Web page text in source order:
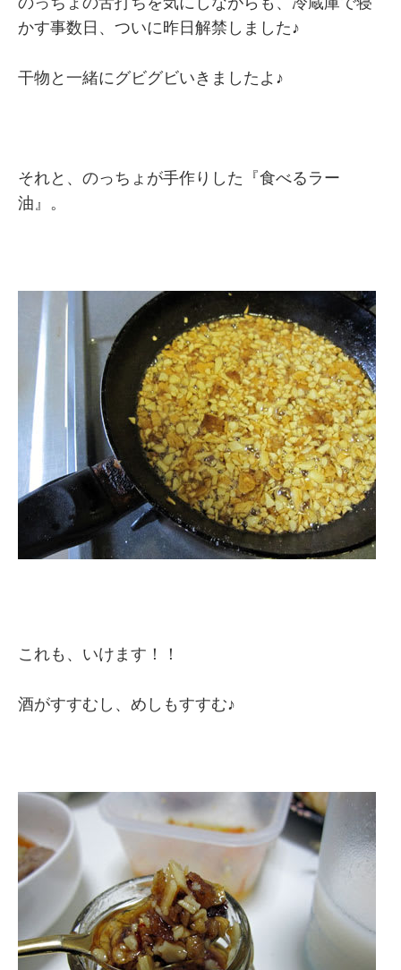
かす事数日、ついに昨日解禁しました♪
干物と一緒にグビグビいきましたよ♪
それと、のっちょが手作りした『食べるラー
油』。
これも、いけます！！
酒がすすむし、めしもすすむ♪